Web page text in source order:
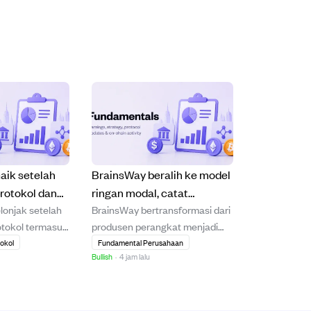
setelah
dan
dengan
setelah
termasuk
dan
BrainsWay beralih ke model
ringan modal, catat
pertumbuhan pendapatan
35% dan margin kuat di Q1
2026
BrainsWay bertransformasi dari
produsen perangkat menjadi
penyedia ekosistem ringan
modal di bidang psikiatri
Fundamental Perusahaan
Bullish · 4 jam lalu